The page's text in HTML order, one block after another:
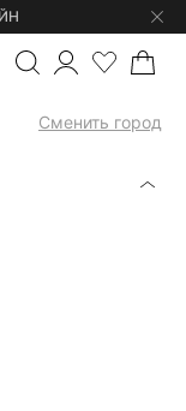
Сменить город
ДЖИНСЫ С